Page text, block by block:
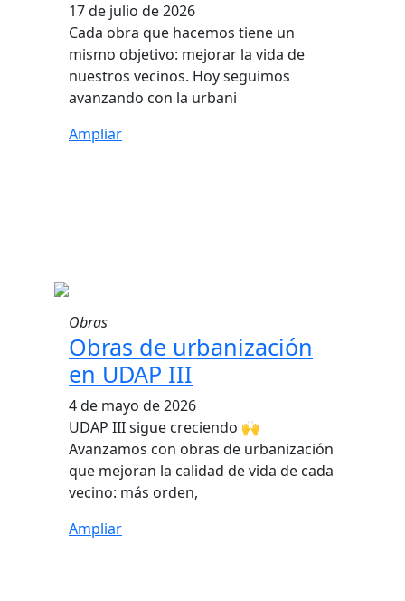
17 de julio de 2026
Cada obra que hacemos tiene un
mismo objetivo: mejorar la vida de
nuestros vecinos. Hoy seguimos
avanzando con la urbani
Ampliar
Obras
Obras de urbanización
en UDAP III
4 de mayo de 2026
UDAP III sigue creciendo 🙌
Avanzamos con obras de urbanización
que mejoran la calidad de vida de cada
vecino: más orden,
Ampliar